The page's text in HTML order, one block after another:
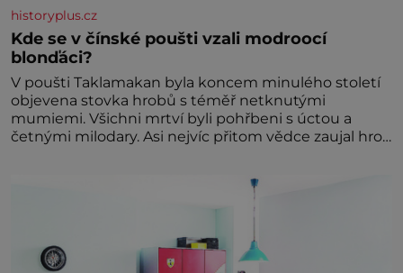
historyplus.cz
Kde se v čínské poušti vzali modroocí
blonďáci?
V poušti Taklamakan byla koncem minulého století
objevena stovka hrobů s téměř netknutými
mumiemi. Všichni mrtví byli pohřbeni s úctou a
četnými milodary. Asi nejvíc přitom vědce zaujal hrob
dávných lidí nesmírně dobře zachovalá, přičítají
odborníci zdejším klimatickým podmínkám. Sucho,